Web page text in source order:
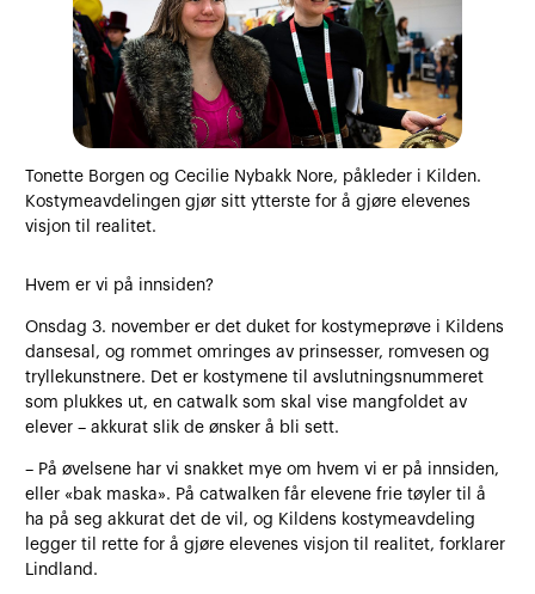
Tonette Borgen og Cecilie Nybakk Nore, påkleder i Kilden.
Kostymeavdelingen gjør sitt ytterste for å gjøre elevenes
visjon til realitet.
Hvem er vi på innsiden?
Onsdag 3. november er det duket for kostymeprøve i Kildens
dansesal, og rommet omringes av prinsesser, romvesen og
tryllekunstnere. Det er kostymene til avslutningsnummeret
som plukkes ut, en catwalk som skal vise mangfoldet av
elever – akkurat slik de ønsker å bli sett.
– På øvelsene har vi snakket mye om hvem vi er på innsiden,
eller «bak maska». På catwalken får elevene frie tøyler til å
ha på seg akkurat det de vil, og Kildens kostymeavdeling
legger til rette for å gjøre elevenes visjon til realitet, forklarer
Lindland.